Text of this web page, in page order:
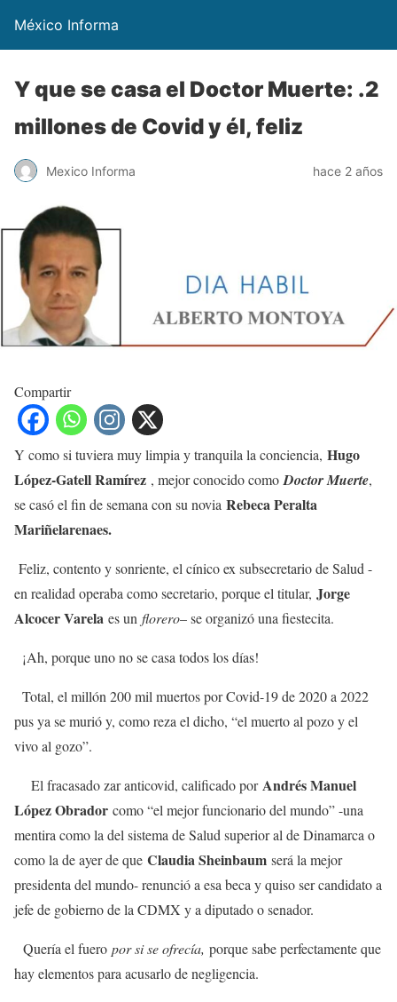
México Informa
Y que se casa el Doctor Muerte: .2
millones de Covid y él, feliz
Mexico Informa hace 2 años
Compartir
Y como si tuviera muy limpia y tranquila la conciencia, Hugo
López-Gatell Ramírez , mejor conocido como Doctor Muerte,
se casó el fin de semana con su novia Rebeca Peralta
Mariñelarenaes.
Feliz, contento y sonriente, el cínico ex subsecretario de Salud -
en realidad operaba como secretario, porque el titular, Jorge
Alcocer Varela es un florero– se organizó una fiestecita.
¡Ah, porque uno no se casa todos los días!
Total, el millón 200 mil muertos por Covid-19 de 2020 a 2022
pus ya se murió y, como reza el dicho, “el muerto al pozo y el
vivo al gozo”.
El fracasado zar anticovid, calificado porAndrés Manuel
López Obrador como “el mejor funcionario del mundo” -una
mentira como la del sistema de Salud superior al de Dinamarca o
como la de ayer de que Claudia Sheinbaum será la mejor
presidenta del mundo- renunció a esa beca y quiso ser candidato a
jefe de gobierno de la CDMX y a diputado o senador.
Quería el fuero por si se ofrecía, porque sabe perfectamente que
hay elementos para acusarlo de negligencia.